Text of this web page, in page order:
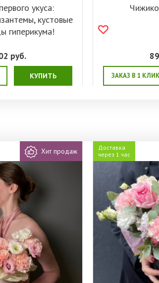
укуса:
кустовые
гиперикума!
руб.
КУПИТЬ ЗАКАЗ В 1 КЛИК
Хит продаж
Доставка
через 1 час